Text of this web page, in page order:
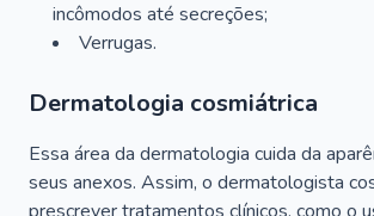
incômodos até secreções;
Verrugas.
Dermatologia cosmiátrica
Essa área da dermatologia cuida da
seus anexos. Assim, o dermatologista